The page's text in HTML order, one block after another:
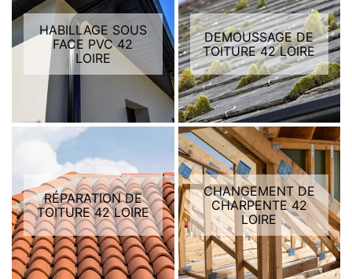
HABILLAGE SOUS
FACE PVC 42
LOIRE
DEMOUSSAGE DE
TOITURE 42 LOIRE
RÉPARATION DE
TOITURE 42 LOIRE
CHANGEMENT DE
CHARPENTE 42
LOIRE